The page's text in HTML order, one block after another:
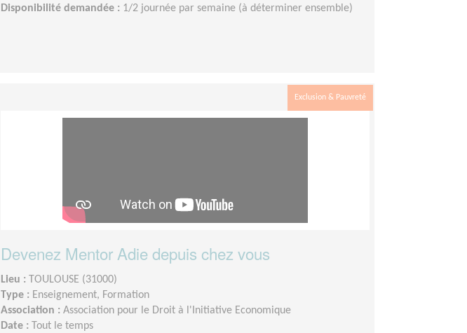
Disponibilité demandée : 1/2 journée par semaine (à déterminer ensemble)
Exclusion & Pauvreté
Devenez Mentor Adie depuis chez vous
Lieu :
TOULOUSE (31000)
Type : Enseignement, Formation
Association : Association pour le Droit à l'Initiative Economique
Date :
Tout le temps